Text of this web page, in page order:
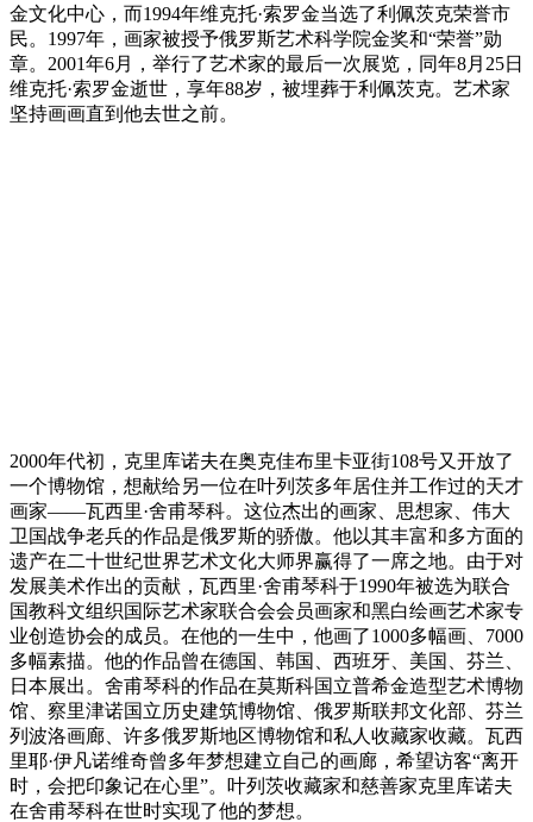
金文化中心，而1994年维克托·索罗金当选了利佩茨克荣誉市
民。1997年，画家被授予俄罗斯艺术科学院金奖和“荣誉”勋
章。2001年6月，举行了艺术家的最后一次展览，同年8月25日
维克托·索罗金逝世，享年88岁，被埋葬于利佩茨克。艺术家
坚持画画直到他去世之前。
2000年代初，克里库诺夫在奥克佳布里卡亚街108号又开放了
一个博物馆，想献给另一位在叶列茨多年居住并工作过的天才
画家——瓦西里·舍甫琴科。这位杰出的画家、思想家、伟大
卫国战争老兵的作品是俄罗斯的骄傲。他以其丰富和多方面的
遗产在二十世纪世界艺术文化大师界赢得了一席之地。由于对
发展美术作出的贡献，瓦西里·舍甫琴科于1990年被选为联合
国教科文组织国际艺术家联合会会员画家和黑白绘画艺术家专
业创造协会的成员。在他的一生中，他画了1000多幅画、7000
多幅素描。他的作品曾在德国、韩国、西班牙、美国、芬兰、
日本展出。舍甫琴科的作品在莫斯科国立普希金造型艺术博物
馆、察里津诺国立历史建筑博物馆、俄罗斯联邦文化部、芬兰
列波洛画廊、许多俄罗斯地区博物馆和私人收藏家收藏。瓦西
里耶·伊凡诺维奇曾多年梦想建立自己的画廊，希望访客“离开
时，会把印象记在心里”。叶列茨收藏家和慈善家克里库诺夫
在舍甫琴科在世时实现了他的梦想。